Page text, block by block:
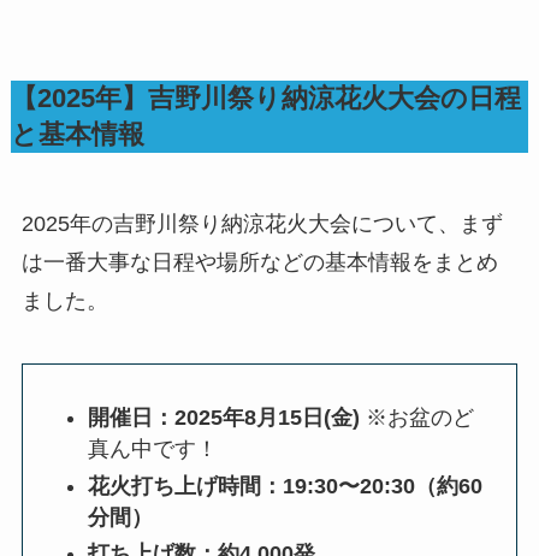
【2025年】吉野川祭り納涼花火大会の日程
と基本情報
2025年の吉野川祭り納涼花火大会について、まず
は一番大事な日程や場所などの基本情報をまとめ
ました。
開催日：2025年8月15日(金) ※お盆のど
真ん中です！
花火打ち上げ時間：19:30〜20:30（約60
分間）